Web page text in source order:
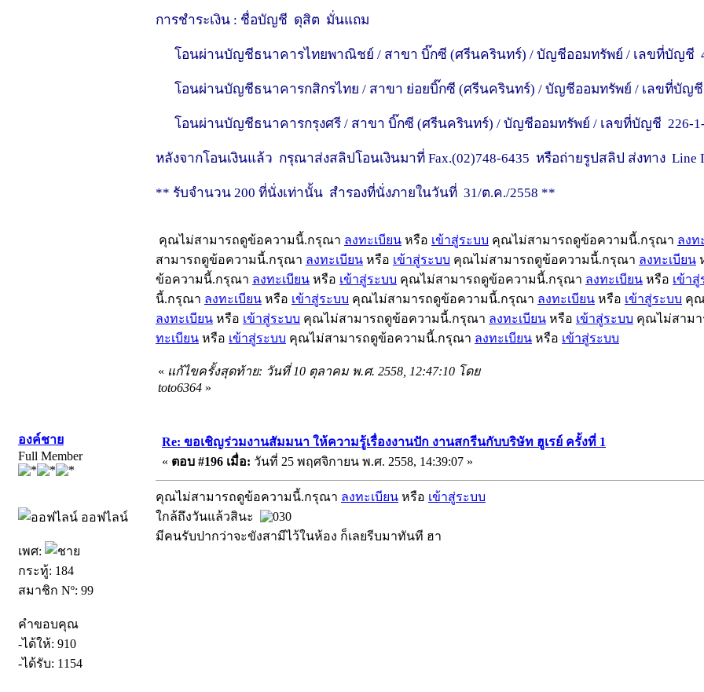
การชำระเงิน : ชื่อบัญชี ดุสิต มั่นแถม
โอนผ่านบัญชีธนาคารไทยพาณิชย์ / สาขา บิ๊กซี (ศรีนครินทร์) / บัญชีออมทรัพย์ / เลขที่บัญชี
โอนผ่านบัญชีธนาคารกสิกรไทย / สาขา ย่อยบิ๊กซี (ศรีนครินทร์) / บัญชีออมทรัพย์ / เลขที่บัญชี
โอนผ่านบัญชีธนาคารกรุงศรี / สาขา บิ๊กซี (ศรีนครินทร์) / บัญชีออมทรัพย์ / เลขที่บัญชี 226-1-
หลังจากโอนเงินแล้ว กรุณาส่งสลิปโอนเงินมาที่ Fax.(02)748-6435 หรือถ่ายรูปสลิป ส่งทาง Line
** รับจำนวน 200 ที่นั่งเท่านั้น สำรองที่นั่งภายในวันที่ 31/ต.ค./2558 **
คุณไม่สามารถดูข้อความนี้.กรุณา ลงทะเบียน หรือ เข้าสู่ระบบ คุณไม่สามารถดูข้อความนี้.กรุณา ลงท
สามารถดูข้อความนี้.กรุณา ลงทะเบียน หรือ เข้าสู่ระบบ คุณไม่สามารถดูข้อความนี้.กรุณา ลงทะเบียน
ข้อความนี้.กรุณา ลงทะเบียน หรือ เข้าสู่ระบบ คุณไม่สามารถดูข้อความนี้.กรุณา ลงทะเบียน หรือ เข้าสู่
นี้.กรุณา ลงทะเบียน หรือ เข้าสู่ระบบ คุณไม่สามารถดูข้อความนี้.กรุณา ลงทะเบียน หรือ เข้าสู่ระบบ คุ
ลงทะเบียน หรือ เข้าสู่ระบบ คุณไม่สามารถดูข้อความนี้.กรุณา ลงทะเบียน หรือ เข้าสู่ระบบ คุณไม่สาม
ทะเบียน หรือ เข้าสู่ระบบ คุณไม่สามารถดูข้อความนี้.กรุณา ลงทะเบียน หรือ เข้าสู่ระบบ
« แก้ไขครั้งสุดท้าย: วันที่ 10 ตุลาคม พ.ศ. 2558, 12:47:10 โดย
toto6364 »
องค์ชาย
Full Member
ออฟไลน์
เพศ:
กระทู้: 184
สมาชิก Nº: 99
คำขอบคุณ
-ได้ให้: 910
-ได้รับ: 1154
Re: ขอเชิญร่วมงานสัมมนา ให้ความรู้เรื่องงานปัก งานสกรีนกับบริษัท ฮูเรย์ ครั้งที่ 1
« ตอบ #196 เมื่อ: วันที่ 25 พฤศจิกายน พ.ศ. 2558, 14:39:07 »
คุณไม่สามารถดูข้อความนี้.กรุณา ลงทะเบียน หรือ เข้าสู่ระบบ
ใกล้ถึงวันแล้วสินะ
มีคนรับปากว่าจะขังสามีไว้ในห้อง ก็เลยรีบมาทันที ฮา